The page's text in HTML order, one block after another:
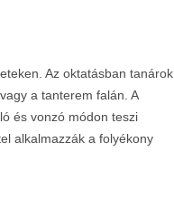
Az oktatásban tanárok
a tanterem falán. A
és vonzó módon teszi
alkalmazzák a folyékony